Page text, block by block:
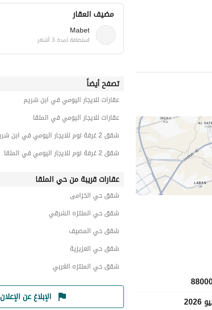
مضيف العقار
Mabet
استضافة لمدة 3 أشهر
تصفح أيضاً
عقارات للايجار اليومي في ابن شريم
عقارات للايجار اليومي في الملقا
شقق 2 غرفة نوم للايجار اليومي في ابن شريم
شقق 2 غرفة نوم للايجار اليومي في الملقا
عقارات قريبة من حي الملقا
شقق حي الخزامى
شقق حي المنتزه الشرقي
شقق حي المصيف
شقق حي العزيزية
شقق حي المنتزه الغربي
الإبلاغ عن الإعلان